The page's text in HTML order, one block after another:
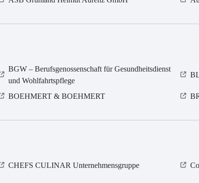
BGW – Berufsgenossenschaft für Gesundheitsdienst
und Wohlfahrtspflege
BOEHMERT & BOEHMERT
CHEFS CULINAR Unternehmensgruppe